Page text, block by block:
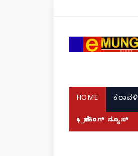
HOME ಕರಾವಳಿ
ಬ್ರೇಕಿಂಗ್ ನ್ಯೂಸ್